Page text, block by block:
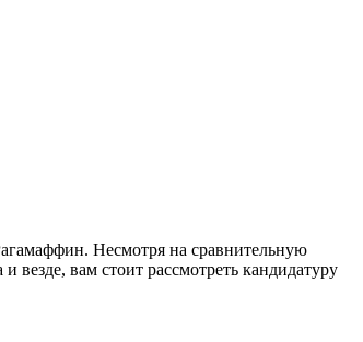
Несмотря на сравнительную
везде, вам стоит рассмотреть кандидатуру